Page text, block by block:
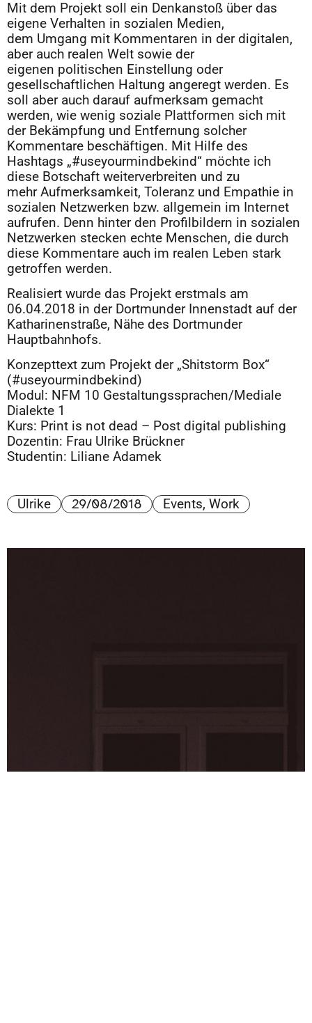
Mit dem Projekt soll ein Denkanstoß über das
eigene Verhalten in sozialen Medien,
dem Umgang mit Kommentaren in der digitalen,
aber auch realen Welt sowie der
eigenen politischen Einstellung oder
gesellschaftlichen Haltung angeregt werden. Es
soll aber auch darauf aufmerksam gemacht
werden, wie wenig soziale Plattformen sich mit
der Bekämpfung und Entfernung solcher
Kommentare beschäftigen. Mit Hilfe des
Hashtags „#useyourmindbekind“ möchte ich
diese Botschaft weiterverbreiten und zu
mehr Aufmerksamkeit, Toleranz und Empathie in
sozialen Netzwerken bzw. allgemein im Internet
aufrufen. Denn hinter den Profilbildern in sozialen
Netzwerken stecken echte Menschen, die durch
diese Kommentare auch im realen Leben stark
getroffen werden.
Realisiert wurde das Projekt erstmals am
06.04.2018 in der Dortmunder Innenstadt auf der
Katharinenstraße, Nähe des Dortmunder
Hauptbahnhofs.
Konzepttext zum Projekt der „Shitstorm Box“
(#useyourmindbekind)
Modul: NFM 10 Gestaltungssprachen/Mediale
Dialekte 1
Kurs: Print is not dead – Post digital publishing
Dozentin: Frau Ulrike Brückner
Studentin: Liliane Adamek
Ulrike 29/08/2018 Events, Work